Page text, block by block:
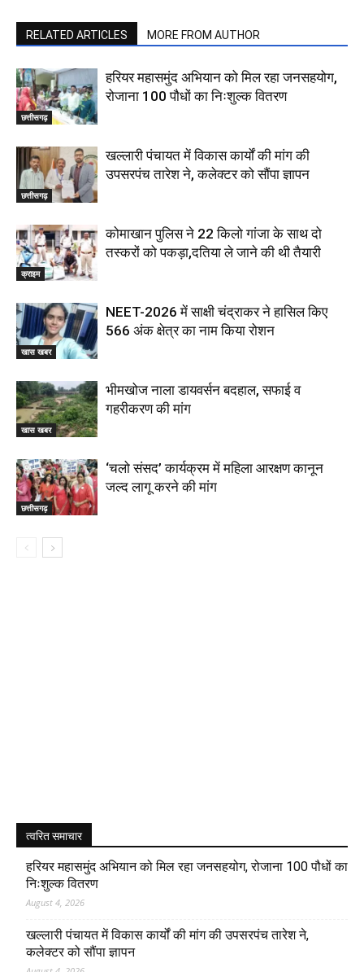
RELATED ARTICLES MORE FROM AUTHOR
छत्तीसगढ़
हरियर महासमुंद अभियान को मिल रहा जनसहयोग,
रोजाना 100 पौधों का निःशुल्क वितरण
छत्तीसगढ़
खल्लारी पंचायत में विकास कार्यों की मांग की
उपसरपंच तारेश ने, कलेक्टर को सौंपा ज्ञापन
क्राइम
कोमाखान पुलिस ने 22 किलो गांजा के साथ दो
तस्करों को पकड़ा,दतिया ले जाने की थी तैयारी
खास खबर
NEET-2026 में साक्षी चंद्राकर ने हासिल किए
566 अंक क्षेत्र का नाम किया रोशन
खास खबर
भीमखोज नाला डायवर्सन बदहाल, सफाई व
गहरीकरण की मांग
छत्तीसगढ़
‘चलो संसद’ कार्यक्रम में महिला आरक्षण कानून
जल्द लागू करने की मांग
त्वरित समाचार
हरियर महासमुंद अभियान को मिल रहा जनसहयोग, रोजाना 100 पौधों का
निःशुल्क वितरण
August 4, 2026
खल्लारी पंचायत में विकास कार्यों की मांग की उपसरपंच तारेश ने,
कलेक्टर को सौंपा ज्ञापन